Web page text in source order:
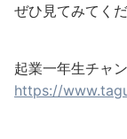
ぜひ見てみてく
起業一年生チャ
https://